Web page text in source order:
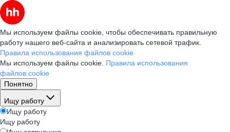
Мы используем файлы cookie, чтобы обеспечивать правильную
работу нашего веб-сайта и анализировать сетевой трафик.
Правила использования файлов cookie
Мы используем файлы cookie. Правила использования
файлов cookie
Понятно
Ищу работу
Ищу работу
Ищу работу